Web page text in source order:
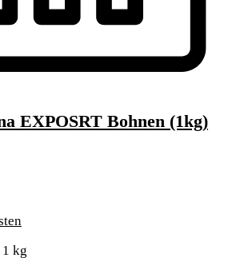
EXPOSRT Bohnen (1kg)
kg